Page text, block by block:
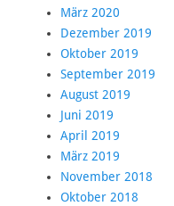
März 2020
Dezember 2019
Oktober 2019
September 2019
August 2019
Juni 2019
April 2019
März 2019
November 2018
Oktober 2018